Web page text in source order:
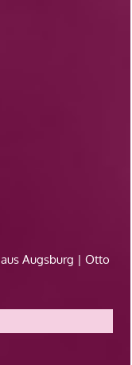
aus Augsburg | Otto